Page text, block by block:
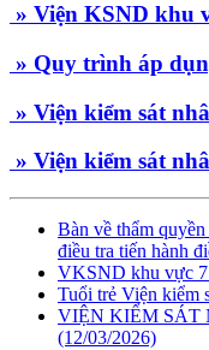
» Viện KSND khu
» Quy trình áp
» Viện kiểm sát
» Viện kiểm sát
Bàn về thẩm
điều tra tiến hành
VKSND khu vực 7
Tuổi trẻ Viện kiểm
VIỆN KIỂM SÁT
(12/03/2026)